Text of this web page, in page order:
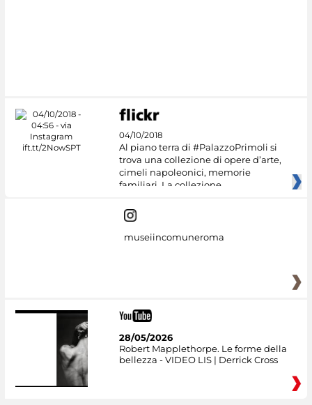
04/10/2018
Al piano terra di #PalazzoPrimoli si
trova una collezione di opere d’arte,
cimeli napoleonici, memorie
familiari. La collezione
museiincomuneroma
28/05/2026
Robert Mapplethorpe. Le forme della
bellezza - VIDEO LIS | Derrick Cross